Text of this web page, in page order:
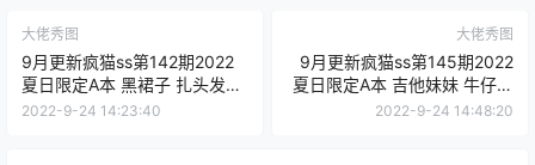
大佬秀图
9月更新疯猫ss第142期2022
夏日限定A本 黑裙子 扎头发预
览
2022-9-24 14:23:40
大佬秀图
9月更新疯猫ss第145期2022
夏日限定A本 吉他妹妹 牛仔裤
预览
2022-9-24 14:48:20